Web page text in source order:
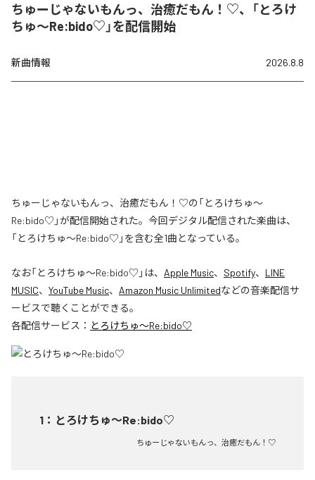
ちゅーじゃないもんっ、治癒だもん！♡、「とろけ
ちゅ〜Re:bido♡」を配信開始
新曲情報 2026.8.8
ちゅーじゃないもんっ、治癒だもん！♡の「とろけちゅ〜
Re:bido♡」が配信開始された。今回デジタル配信された楽曲は、
「とろけちゅ〜Re:bido♡」を含む全1曲となっている。
なお「とろけちゅ〜Re:bido♡ 」は、 Apple Music、 Spotify、 LINE
MUSIC、 YouTube Music、 Amazon Music Unlimitedなどの音楽配信サ
ービスで聴くことができる。
各配信サービス： とろけちゅ〜Re:bido♡
1 ： とろけちゅ〜Re:bido♡
ちゅーじゃないもんっ、治癒だもん！♡